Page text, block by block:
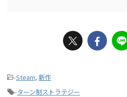
-Steam, 新作
-ターン制ストラテジー